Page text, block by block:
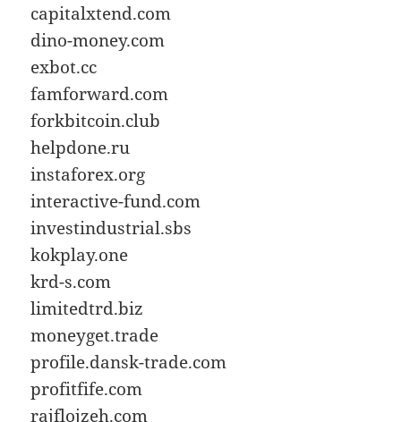
capitalxtend.com
dino-money.com
exbot.cc
famforward.com
forkbitcoin.club
helpdone.ru
instaforex.org
interactive-fund.com
investindustrial.sbs
kokplay.one
krd-s.com
limitedtrd.biz
moneyget.trade
profile.dansk-trade.com
profitfife.com
rajflojzeh.com